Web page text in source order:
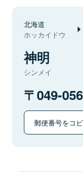
北海道
ホッカイドウ
神明
シンメイ
049-
郵便番号をコ